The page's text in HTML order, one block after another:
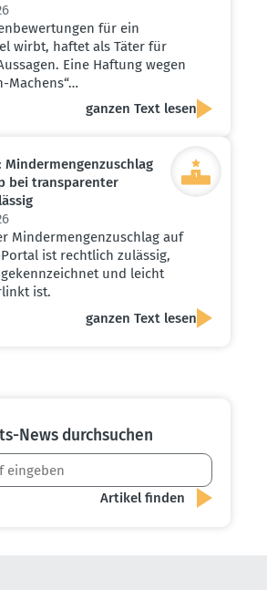
für ein
wirbt, haftet als Täter für
Eine Haftung wegen
Machens“…
ganzen Text lesen
Minder­men­gen­zu­schlag
bei trans­pa­renter
Mindermengenzuschlag auf
ist rechtlich zulässig,
und leicht
ist.
ganzen Text lesen
News durch­suchen